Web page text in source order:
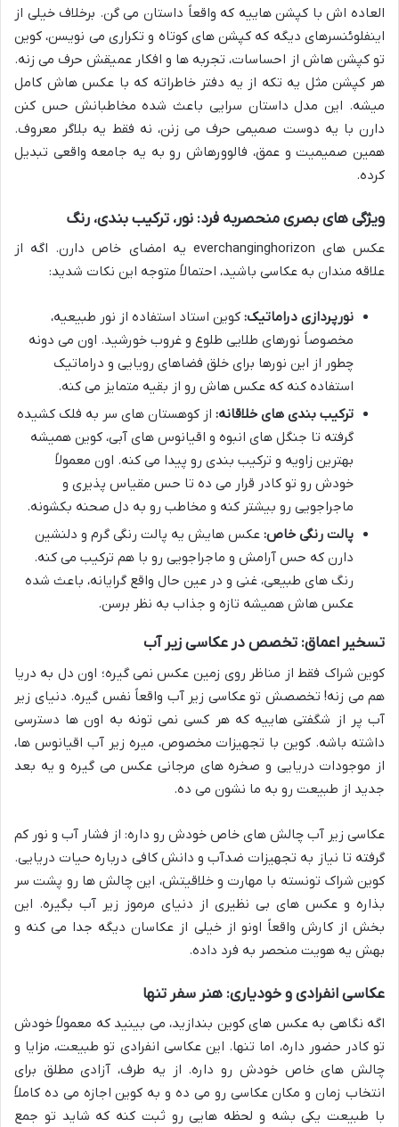
العاده اش با کپشن هاییه که واقعاً داستان می گن. برخلاف خیلی از
اینفلوئنسرهای دیگه که کپشن های کوتاه و تکراری می نویسن، کوین
تو کپشن هاش از احساسات، تجربه ها و افکار عمیقش حرف می زنه.
هر کپشن مثل یه تکه از یه دفتر خاطراته که با عکس هاش کامل
میشه. این مدل داستان سرایی باعث شده مخاطبانش حس کنن
دارن با یه دوست صمیمی حرف می زنن، نه فقط یه بلاگر معروف.
همین صمیمیت و عمق، فالوورهاش رو به یه جامعه واقعی تبدیل
کرده.
ویژگی های بصری منحصربه فرد: نور، ترکیب بندی، رنگ
عکس های everchanginghorizon یه امضای خاص دارن. اگه از
علاقه مندان به عکاسی باشید، احتمالاً متوجه این نکات شدید:
نورپردازی دراماتیک: کوین استاد استفاده از نور طبیعیه،
مخصوصاً نورهای طلایی طلوع و غروب خورشید. اون می دونه
چطور از این نورها برای خلق فضاهای رویایی و دراماتیک
استفاده کنه که عکس هاش رو از بقیه متمایز می کنه.
ترکیب بندی های خلاقانه: از کوهستان های سر به فلک کشیده
گرفته تا جنگل های انبوه و اقیانوس های آبی، کوین همیشه
بهترین زاویه و ترکیب بندی رو پیدا می کنه. اون معمولاً
خودش رو تو کادر قرار می ده تا حس مقیاس پذیری و
ماجراجویی رو بیشتر کنه و مخاطب رو به دل صحنه بکشونه.
پالت رنگی خاص: عکس هایش یه پالت رنگی گرم و دلنشین
دارن که حس آرامش و ماجراجویی رو با هم ترکیب می کنه.
رنگ های طبیعی، غنی و در عین حال واقع گرایانه، باعث شده
عکس هاش همیشه تازه و جذاب به نظر برسن.
تسخیر اعماق: تخصص در عکاسی زیر آب
کوین شراک فقط از مناظر روی زمین عکس نمی گیره؛ اون دل به دریا
هم می زنه! تخصصش تو عکاسی زیر آب واقعاً نفس گیره. دنیای زیر
آب پر از شگفتی هاییه که هر کسی نمی تونه به اون ها دسترسی
داشته باشه. کوین با تجهیزات مخصوص، میره زیر آب اقیانوس ها،
از موجودات دریایی و صخره های مرجانی عکس می گیره و یه بعد
جدید از طبیعت رو به ما نشون می ده.
عکاسی زیر آب چالش های خاص خودش رو داره: از فشار آب و نور کم
گرفته تا نیاز به تجهیزات ضدآب و دانش کافی درباره حیات دریایی.
کوین شراک تونسته با مهارت و خلاقیتش، این چالش ها رو پشت سر
بذاره و عکس های بی نظیری از دنیای مرموز زیر آب بگیره. این
بخش از کارش واقعاً اونو از خیلی از عکاسان دیگه جدا می کنه و
بهش یه هویت منحصر به فرد داده.
عکاسی انفرادی و خودیاری: هنر سفر تنها
اگه نگاهی به عکس های کوین بندازید، می بینید که معمولاً خودش
تو کادر حضور داره، اما تنها. این عکاسی انفرادی تو طبیعت، مزایا و
چالش های خاص خودش رو داره. از یه طرف، آزادی مطلق برای
انتخاب زمان و مکان عکاسی رو می ده و به کوین اجازه می ده کاملاً
با طبیعت یکی بشه و لحظه هایی رو ثبت کنه که شاید تو جمع